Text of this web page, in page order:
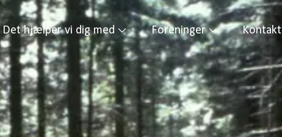
Det hjælper vi dig med Foreninger Kontakt